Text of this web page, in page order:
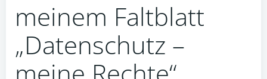
meinem Faltblatt
„Datenschutz –